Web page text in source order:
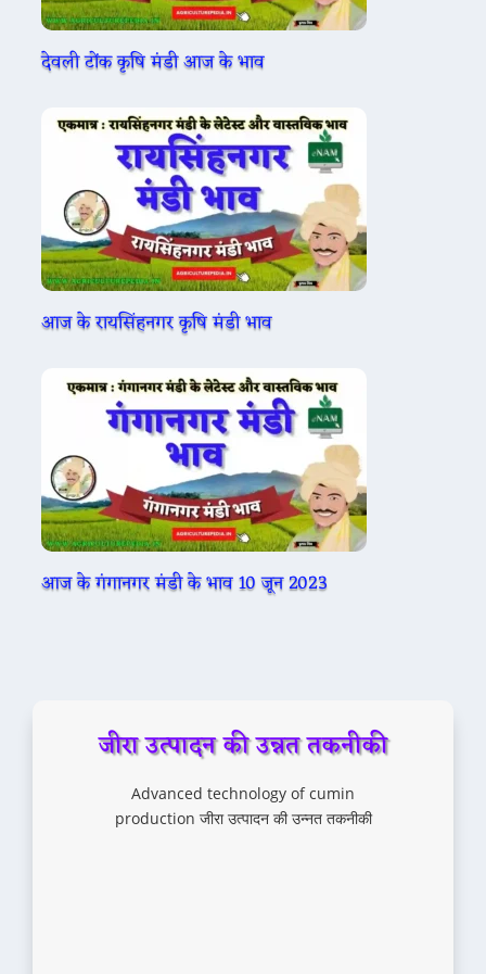
देवली टोंक कृषि मंडी आज के भाव
आज के रायसिंहनगर कृषि मंडी भाव
आज के गंगानगर मंडी के भाव 10 जून 2023
जीरा उत्पादन की उन्नत तकनीकी
Advanced technology of cumin
production जीरा उत्पादन की उन्नत तकनीकी